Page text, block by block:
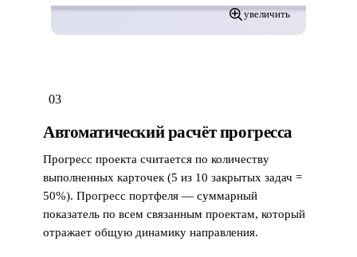
увеличить
03
Автоматический расчёт прогресса
Прогресс проекта считается по количеству
выполненных карточек (5 из 10 закрытых задач =
50%). Прогресс портфеля — суммарный
показатель по всем связанным проектам, который
отражает общую динамику направления.